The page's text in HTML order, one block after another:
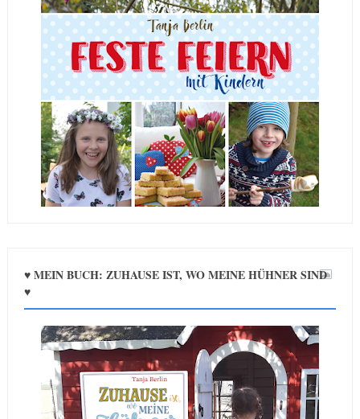
♥ MEIN BUCH: ZUHAUSE IST, WO MEINE HÜHNER SIND
♥